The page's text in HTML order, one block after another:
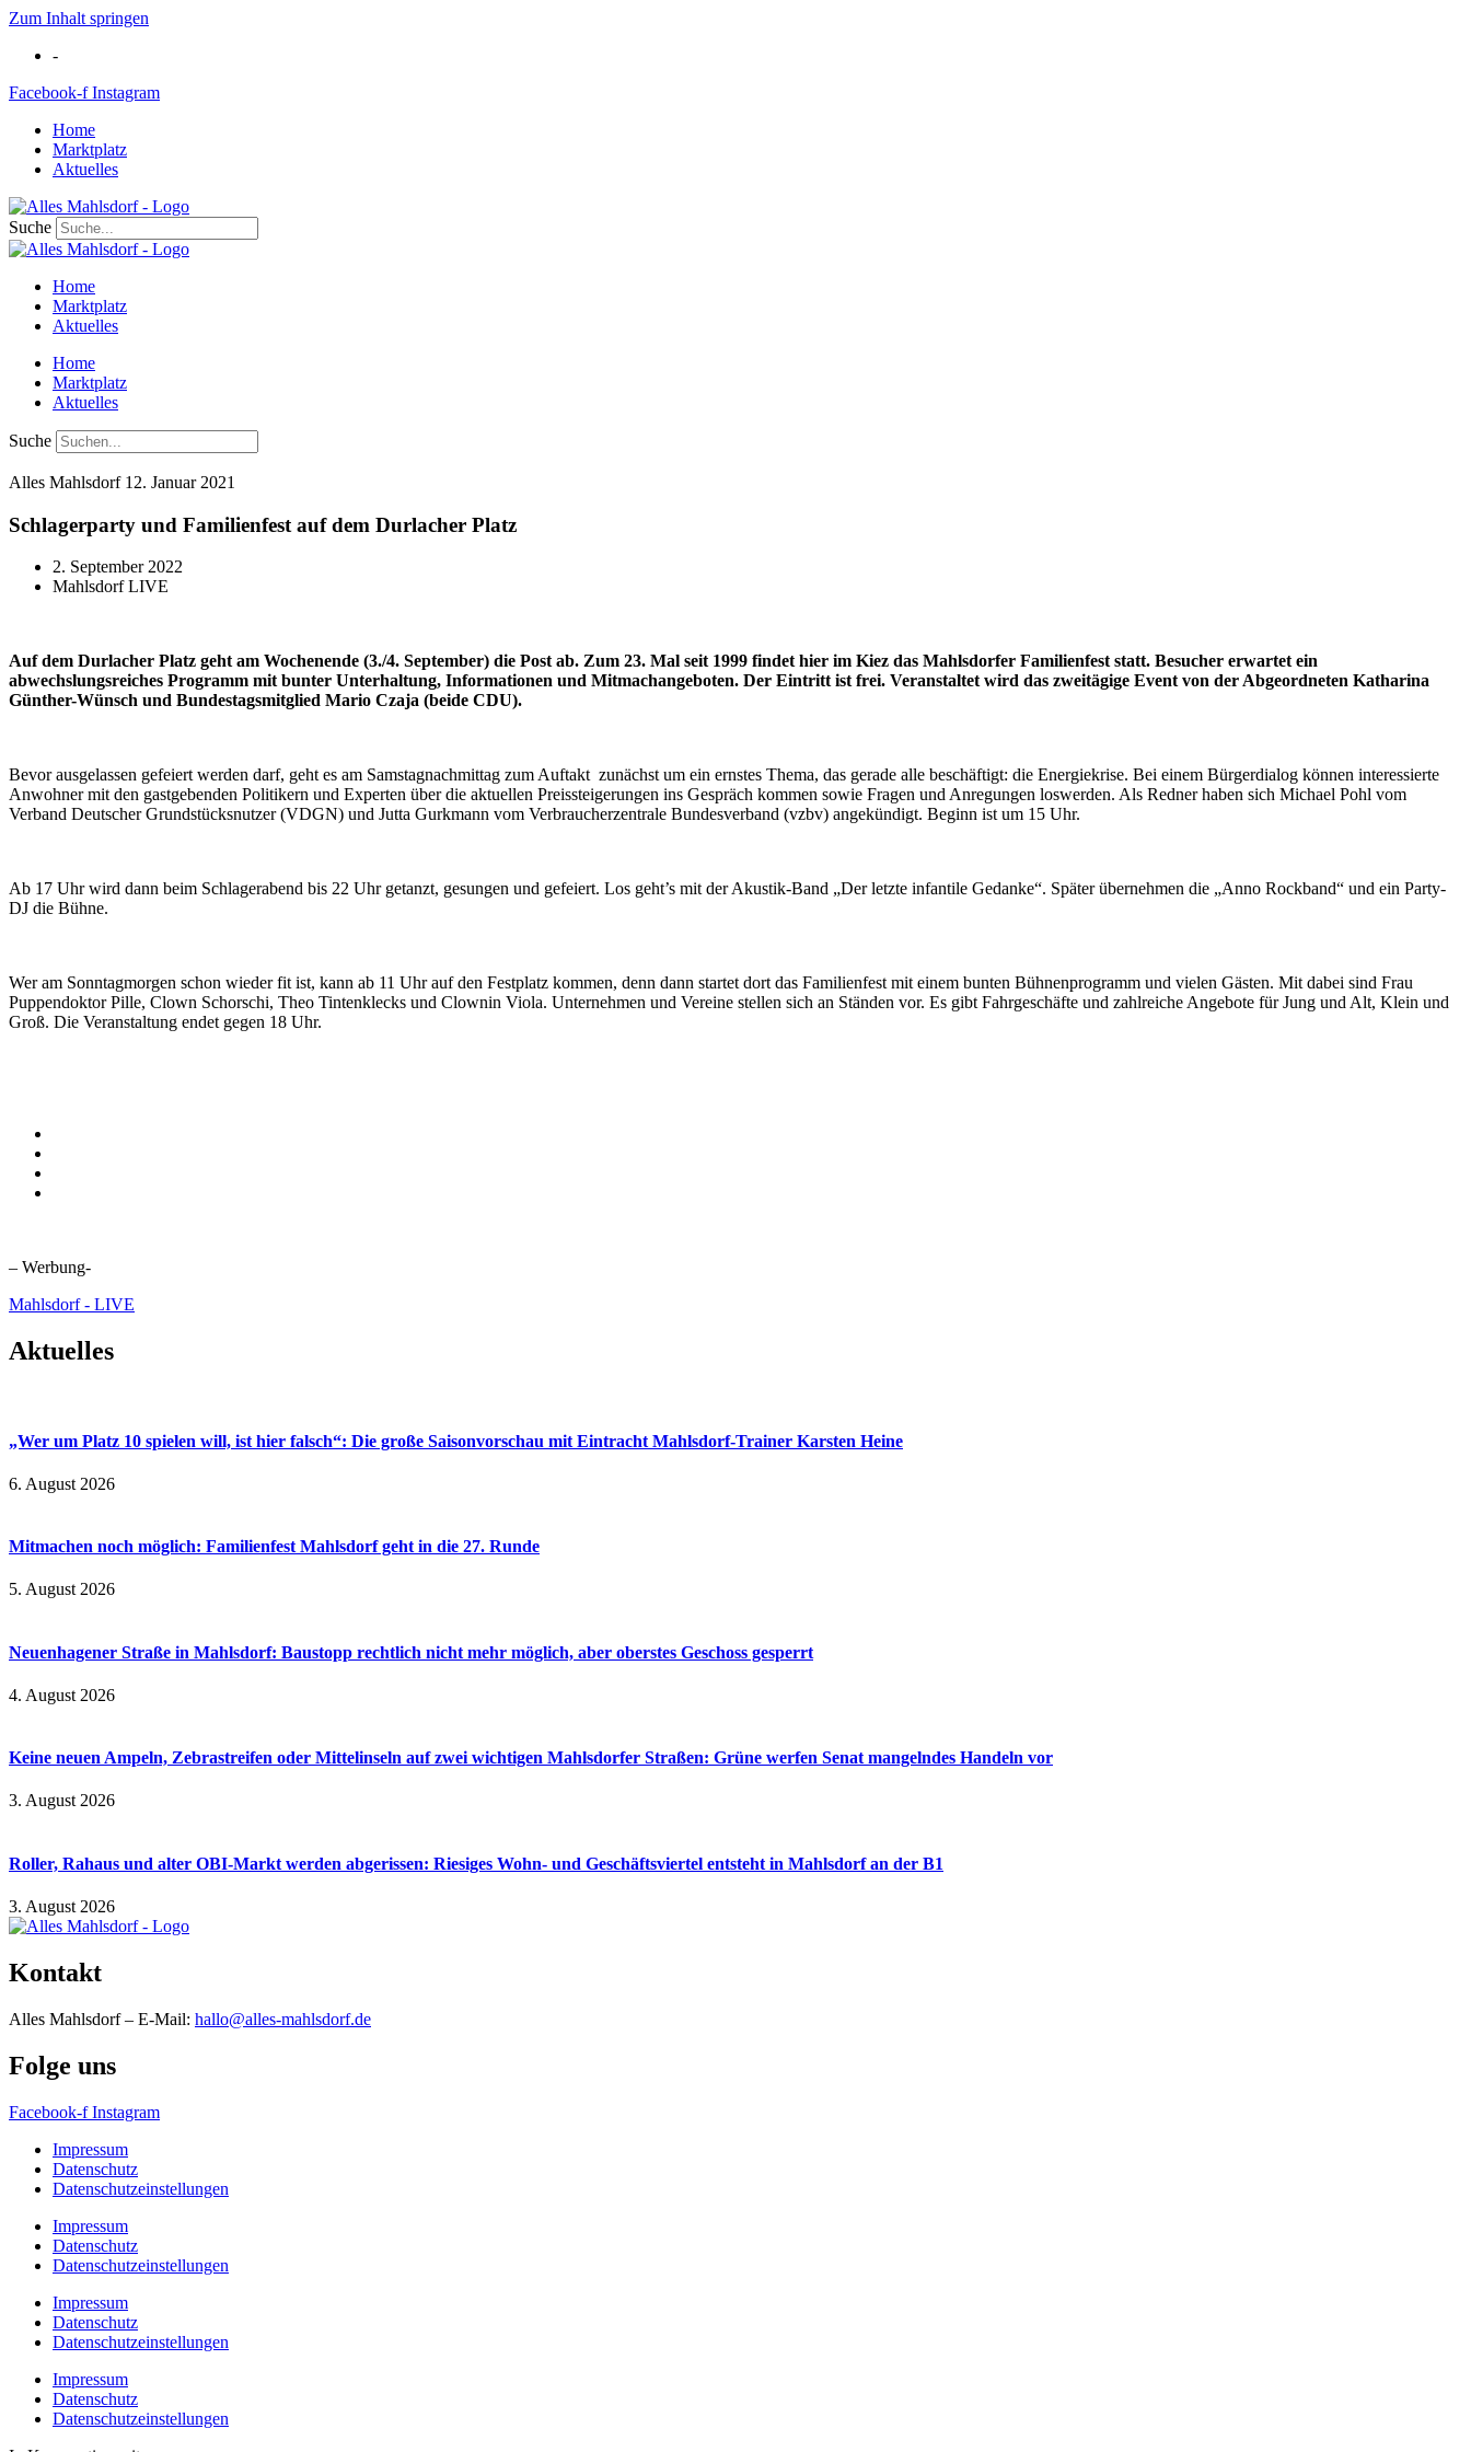
Zum Inhalt springen
-
Facebook-f Instagram
Home
Marktplatz
Aktuelles
Suche
Home
Marktplatz
Aktuelles
Home
Marktplatz
Aktuelles
Suche
Alles Mahlsdorf 12. Januar 2021
Schlagerparty und Familienfest auf dem Durlacher Platz
2. September 2022
Mahlsdorf LIVE
Auf dem Durlacher Platz geht am Wochenende (3./4. September) die Post ab. Zum 23. Mal seit 1999 findet hier im Kiez das Mahlsdorfer Familienfest statt. Besucher erwartet ein
abwechslungsreiches Programm mit bunter Unterhaltung, Informationen und Mitmachangeboten. Der Eintritt ist frei. Veranstaltet wird das zweitägige Event von der Abgeordneten Katharina
Günther-Wünsch und Bundestagsmitglied Mario Czaja (beide CDU).
Bevor ausgelassen gefeiert werden darf, geht es am Samstagnachmittag zum Auftakt zunächst um ein ernstes Thema, das gerade alle beschäftigt: die Energiekrise. Bei einem Bürgerdialog können interessierte
Anwohner mit den gastgebenden Politikern und Experten über die aktuellen Preissteigerungen ins Gespräch kommen sowie Fragen und Anregungen loswerden. Als Redner haben sich Michael Pohl vom
Verband Deutscher Grundstücksnutzer (VDGN) und Jutta Gurkmann vom Verbraucherzentrale Bundesverband (vzbv) angekündigt. Beginn ist um 15 Uhr.
Ab 17 Uhr wird dann beim Schlagerabend bis 22 Uhr getanzt, gesungen und gefeiert. Los geht’s mit der Akustik-Band „Der letzte infantile Gedanke“. Später übernehmen die „Anno Rockband“ und ein Party-
DJ die Bühne.
Wer am Sonntagmorgen schon wieder fit ist, kann ab 11 Uhr auf den Festplatz kommen, denn dann startet dort das Familienfest mit einem bunten Bühnenprogramm und vielen Gästen. Mit dabei sind Frau
Puppendoktor Pille, Clown Schorschi, Theo Tintenklecks und Clownin Viola. Unternehmen und Vereine stellen sich an Ständen vor. Es gibt Fahrgeschäfte und zahlreiche Angebote für Jung und Alt, Klein und
Groß. Die Veranstaltung endet gegen 18 Uhr.
– Werbung-
Mahlsdorf - LIVE
Aktuelles
„Wer um Platz 10 spielen will, ist hier falsch“: Die große Saisonvorschau mit Eintracht Mahlsdorf-Trainer Karsten Heine
6. August 2026
Mitmachen noch möglich: Familienfest Mahlsdorf geht in die 27. Runde
5. August 2026
Neuenhagener Straße in Mahlsdorf: Baustopp rechtlich nicht mehr möglich, aber oberstes Geschoss gesperrt
4. August 2026
Keine neuen Ampeln, Zebrastreifen oder Mittelinseln auf zwei wichtigen Mahlsdorfer Straßen: Grüne werfen Senat mangelndes Handeln vor
3. August 2026
Roller, Rahaus und alter OBI-Markt werden abgerissen: Riesiges Wohn- und Geschäftsviertel entsteht in Mahlsdorf an der B1
3. August 2026
Kontakt
Alles Mahlsdorf – E-Mail: hallo@alles-mahlsdorf.de
Folge uns
Facebook-f Instagram
Impressum
Datenschutz
Datenschutzeinstellungen
Impressum
Datenschutz
Datenschutzeinstellungen
Impressum
Datenschutz
Datenschutzeinstellungen
Impressum
Datenschutz
Datenschutzeinstellungen